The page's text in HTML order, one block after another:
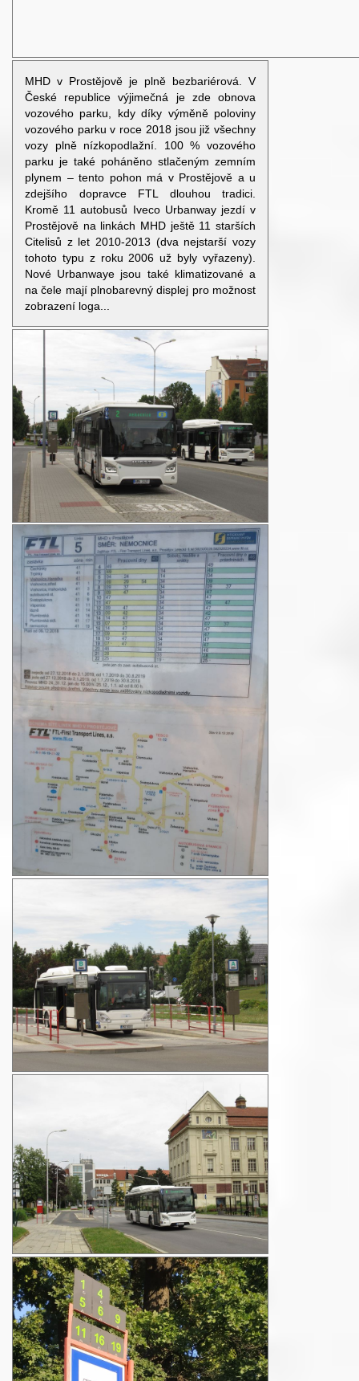
MHD v Prostějově je plně bezbariérová. V
České republice výjimečná je zde obnova
vozového parku, kdy díky výměně poloviny
vozového parku v roce 2018 jsou již všechny
vozy plně nízkopodlažní. 100 % vozového
parku je také poháněno stlačeným zemním
plynem – tento pohon má v Prostějově a u
zdejšího dopravce FTL dlouhou tradici.
Kromě 11 autobusů Iveco Urbanway jezdí v
Prostějově na linkách MHD ještě 11 starších
Citelisů z let 2010-2013 (dva nejstarší vozy
tohoto typu z roku 2006 už byly vyřazeny).
Nové Urbanwaye jsou také klimatizované a
na čele mají plnobarevný displej pro možnost
zobrazení loga...